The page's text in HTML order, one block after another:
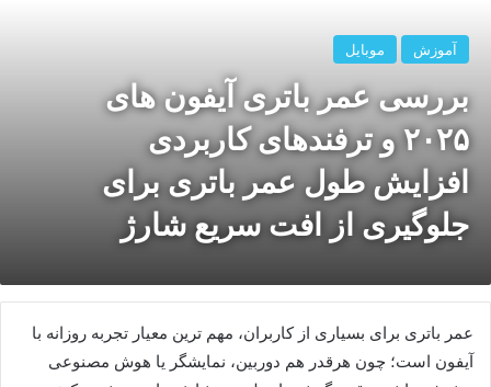
آموزش موبایل
بررسی عمر باتری آیفون های
۲۰۲۵ و ترفندهای کاربردی
افزایش طول عمر باتری برای
جلوگیری از افت سریع شارژ
عمر باتری برای بسیاری از کاربران، مهم ترین معیار تجربه روزانه با
آیفون است؛ چون هرقدر هم دوربین، نمایشگر یا هوش مصنوعی